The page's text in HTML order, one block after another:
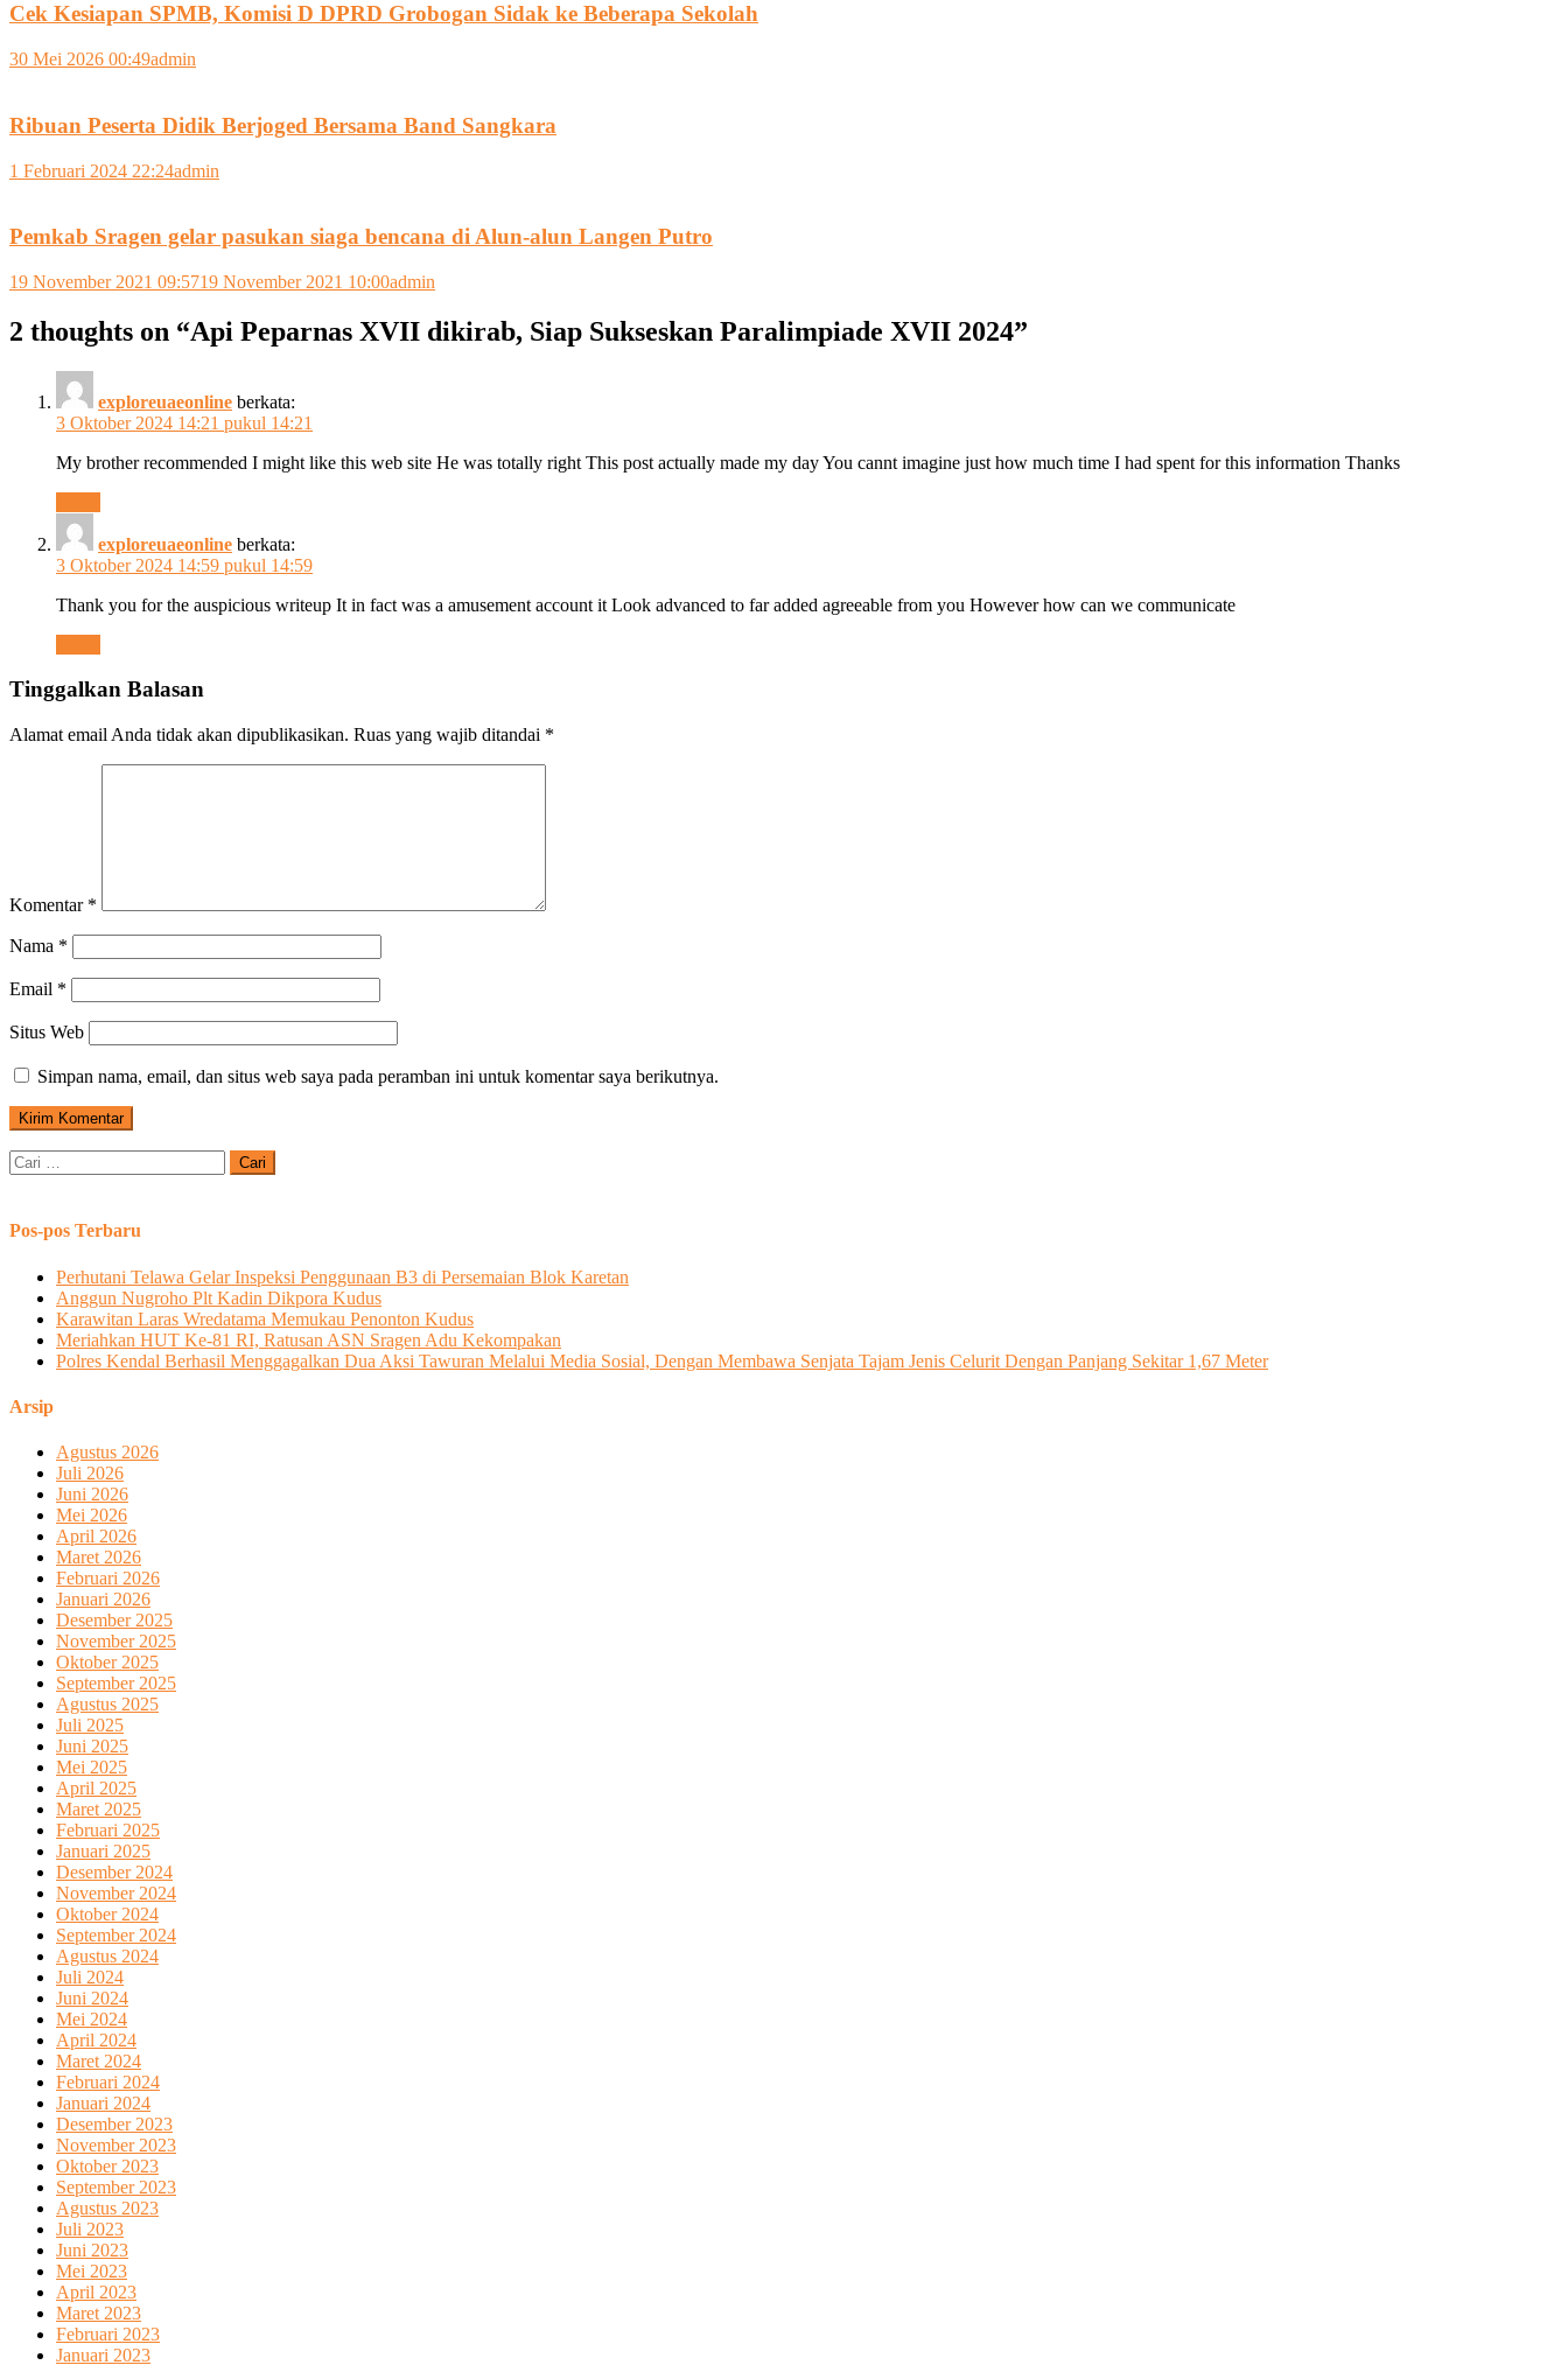
Cek Kesiapan SPMB, Komisi D DPRD Grobogan Sidak ke Beberapa Sekolah
30 Mei 2026 00:49admin
Ribuan Peserta Didik Berjoged Bersama Band Sangkara
1 Februari 2024 22:24admin
Pemkab Sragen gelar pasukan siaga bencana di Alun-alun Langen Putro
19 November 2021 09:5719 November 2021 10:00admin
2 thoughts on “Api Peparnas XVII dikirab, Siap Sukseskan Paralimpiade XVII 2024”
exploreuaeonline berkata:
3 Oktober 2024 14:21 pukul 14:21
My brother recommended I might like this web site He was totally right This post actually made my day You cannt imagine just how much time I had spent for this information Thanks
exploreuaeonline berkata:
3 Oktober 2024 14:59 pukul 14:59
Thank you for the auspicious writeup It in fact was a amusement account it Look advanced to far added agreeable from you However how can we communicate
Tinggalkan Balasan
Alamat email Anda tidak akan dipublikasikan. Ruas yang wajib ditandai *
Komentar *
Nama *
Email *
Situs Web
Simpan nama, email, dan situs web saya pada peramban ini untuk komentar saya berikutnya.
Cari
untuk:
Pos-pos Terbaru
Perhutani Telawa Gelar Inspeksi Penggunaan B3 di Persemaian Blok Karetan
Anggun Nugroho Plt Kadin Dikpora Kudus
Karawitan Laras Wredatama Memukau Penonton Kudus
Meriahkan HUT Ke-81 RI, Ratusan ASN Sragen Adu Kekompakan
Polres Kendal Berhasil Menggagalkan Dua Aksi Tawuran Melalui Media Sosial, Dengan Membawa Senjata Tajam Jenis Celurit Dengan Panjang Sekitar 1,67 Meter
Arsip
Agustus 2026
Juli 2026
Juni 2026
Mei 2026
April 2026
Maret 2026
Februari 2026
Januari 2026
Desember 2025
November 2025
Oktober 2025
September 2025
Agustus 2025
Juli 2025
Juni 2025
Mei 2025
April 2025
Maret 2025
Februari 2025
Januari 2025
Desember 2024
November 2024
Oktober 2024
September 2024
Agustus 2024
Juli 2024
Juni 2024
Mei 2024
April 2024
Maret 2024
Februari 2024
Januari 2024
Desember 2023
November 2023
Oktober 2023
September 2023
Agustus 2023
Juli 2023
Juni 2023
Mei 2023
April 2023
Maret 2023
Februari 2023
Januari 2023